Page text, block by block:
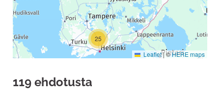
25
Leaflet|©HERE maps
119 ehdotusta